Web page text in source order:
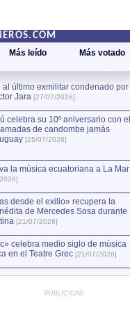
Más leído Más votado
último exmilitar condenado por
Jara [27/07/2026]
celebra su 10º aniversario con el
de candombe jamás
[25/07/2026]
la música ecuatoriana a La Mar
desde el exilio» recupera la
de Mercedes Sosa durante
[21/07/2026]
celebra medio siglo de música
en el Teatre Grec [21/07/2026]
PUBLICIDAD